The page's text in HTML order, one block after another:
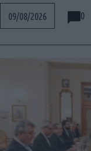
09/08/2026 0